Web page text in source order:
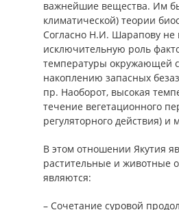
важнейшие вещества. Им
климатической) теории
Согласно Н.И. Шарапову
исключительную роль
температуры окружающей
накоплению запасных
пр. Наоборот, высокая
течение вегетационного
регуляторного действия) и
В этом отношении Якутия
растительные и животные
являются:
– Сочетание суровой